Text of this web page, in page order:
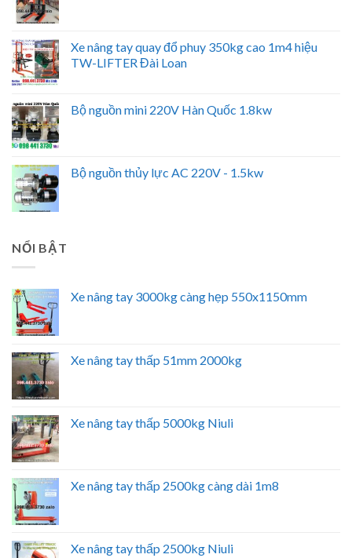
Xe nâng tay quay đổ phuy 350kg cao 1m4 hiệu
TW-LIFTER Đài Loan
Bộ nguồn mini 220V Hàn Quốc 1.8kw
Bộ nguồn thủy lực AC 220V - 1.5kw
NỔI BẬT
Xe nâng tay 3000kg càng hẹp 550x1150mm
Xe nâng tay thấp 51mm 2000kg
Xe nâng tay thấp 5000kg Niuli
Xe nâng tay thấp 2500kg càng dài 1m8
Xe nâng tay thấp 2500kg Niuli